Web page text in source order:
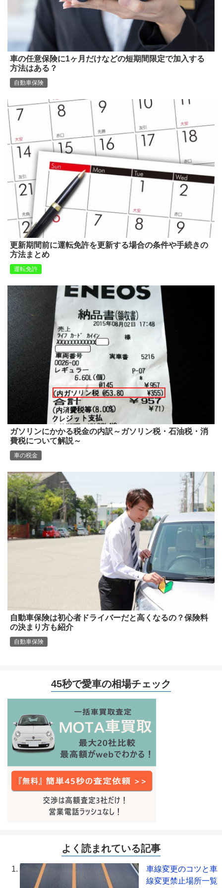
車の任意保険に1ヶ月だけなどの短期間限定で加入する
方法はある？
自動車保険
更新期間前に運転免許を更新する場合の条件や手続きの
方法まとめ
運転免許
ガソリンにかかる税金の内訳～ガソリン税・石油税・消
費税について解説～
車の税金
自動車保険は初心者ドライバーだと高くなるの？保険料
の決まり方も紹介
自動車保険
45秒で愛車の相場チェック
よく読まれている記事
車線変更のコツと車
線変更禁止場所一覧